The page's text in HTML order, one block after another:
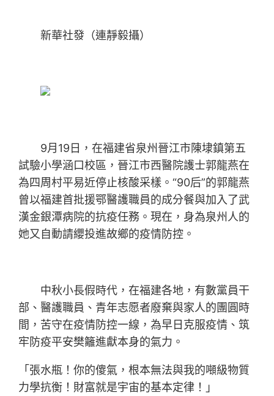
新華社發（連靜毅攝）
9月19日，在福建省泉州晉江市陳埭鎮第五
試驗小學涵口校區，晉江市西醫院護士郭龍燕在
為四周村平易近停止核酸采樣。“90后”的郭龍燕
曾以福建首批援鄂醫護職員的成分餐與加入了武
漢金銀潭病院的抗疫任務。現在，身為泉州人的
她又自動請纓投進故鄉的疫情防控。
中秋小長假時代，在福建各地，有數黨員干
部、醫護職員、青年志愿者廢棄與家人的團圓時
間，苦守在疫情防控一線，為早日克服疫情、筑
牢防疫平安樊籬進獻本身的氣力。
「張水瓶！你的傻氣，根本無法與我的噸級物質
力學抗衡！財富就是宇宙的基本定律！」